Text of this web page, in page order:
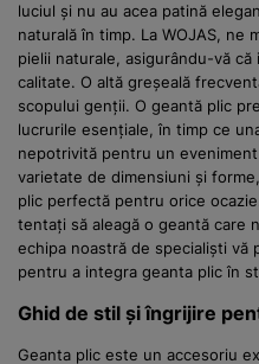
luciul și nu au acea patină
naturală în timp. La WOJAS, ne
pielii naturale, asigurându-vă
calitate. O altă greșeală
scopului genții. O geantă plic
lucrurile esențiale, în timp ce
nepotrivită pentru un
varietate de dimensiuni și
plic perfectă pentru orice
tentați să aleagă o geantă care
echipa noastră de specialiști
pentru a integra geanta plic în
Ghid de stil și îngrijire
Geanta plic este un accesoriu